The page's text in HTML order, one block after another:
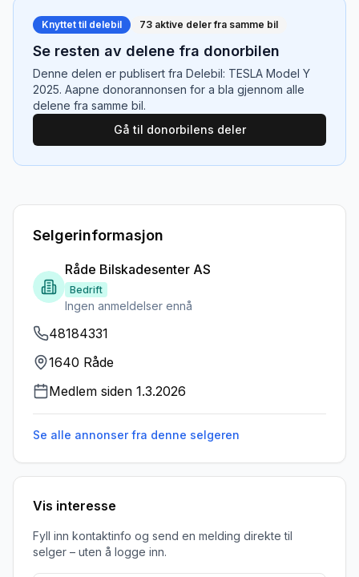
Knyttet til delebil 73 aktive deler fra samme bil
Se resten av delene fra donorbilen
Denne delen er publisert fra Delebil: TESLA Model Y
2025. Aapne donorannonsen for a bla gjennom alle
delene fra samme bil.
Gå til donorbilens deler
Selgerinformasjon
Råde Bilskadesenter AS
Bedrift
Ingen anmeldelser ennå
48184331
1640 Råde
Medlem siden 1.3.2026
Se alle annonser fra denne selgeren
Vis interesse
Fyll inn kontaktinfo og send en melding direkte til
selger – uten å logge inn.